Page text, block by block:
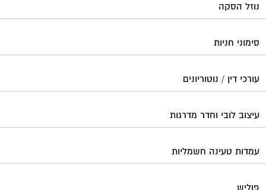
נוזל הסקה
סימוני חניות
עורכי דין / נוטוריונים
עיצוב לובי וחדר מדרגות
עמדות טעינה חשמליות